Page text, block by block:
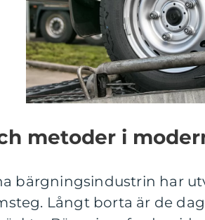
metoder i
bärgningsindustrin har
Långt borta är de